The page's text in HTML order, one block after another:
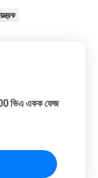
ভিএ একক ফেজ